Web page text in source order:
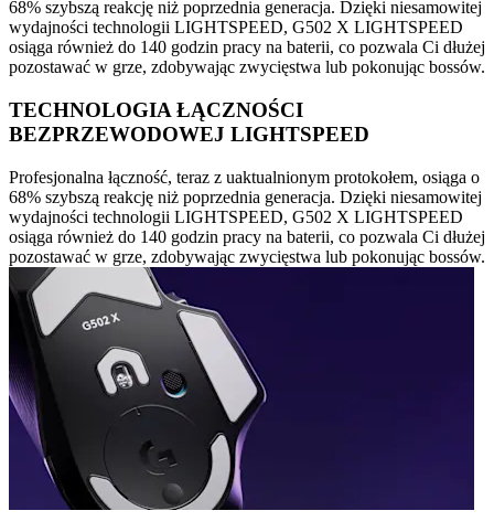
68% szybszą reakcję niż poprzednia generacja. Dzięki niesamowitej
wydajności technologii LIGHTSPEED, G502 X LIGHTSPEED
osiąga również do 140 godzin pracy na baterii, co pozwala Ci dłużej
pozostawać w grze, zdobywając zwycięstwa lub pokonując bossów.
TECHNOLOGIA ŁĄCZNOŚCI
BEZPRZEWODOWEJ LIGHTSPEED
Profesjonalna łączność, teraz z uaktualnionym protokołem, osiąga o
68% szybszą reakcję niż poprzednia generacja. Dzięki niesamowitej
wydajności technologii LIGHTSPEED, G502 X LIGHTSPEED
osiąga również do 140 godzin pracy na baterii, co pozwala Ci dłużej
pozostawać w grze, zdobywając zwycięstwa lub pokonując bossów.